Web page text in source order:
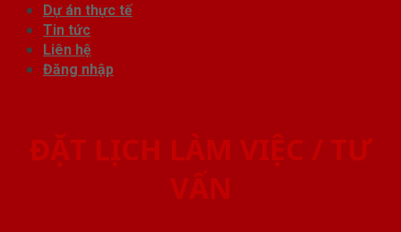
Dự án thực tế
Tin tức
Liên hệ
Đăng nhập
ĐẶT LỊCH LÀM VIỆC / TƯ
VẤN